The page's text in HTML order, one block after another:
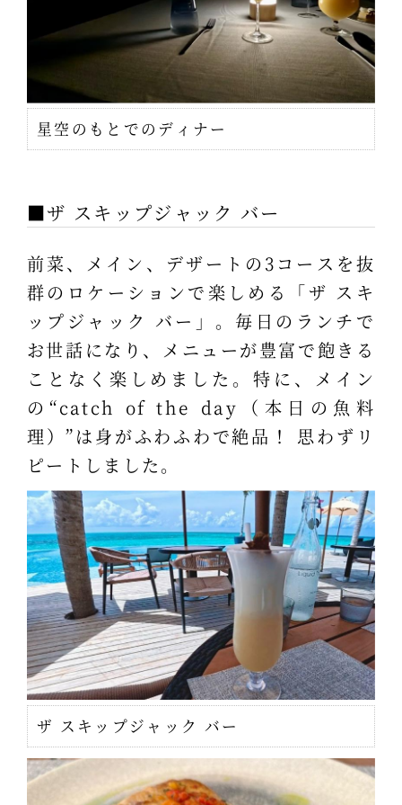
星空のもとでのディナー
■ザ スキップジャック バー
前菜、メイン、デザートの3コースを抜
群のロケーションで楽しめる「ザ スキ
ップジャック バー」。毎日のランチで
お世話になり、メニューが豊富で飽きる
ことなく楽しめました。特に、メイン
の“catch of the day（本日の魚料
理）”は身がふわふわで絶品！ 思わずリ
ピートしました。
ザ スキップジャック バー